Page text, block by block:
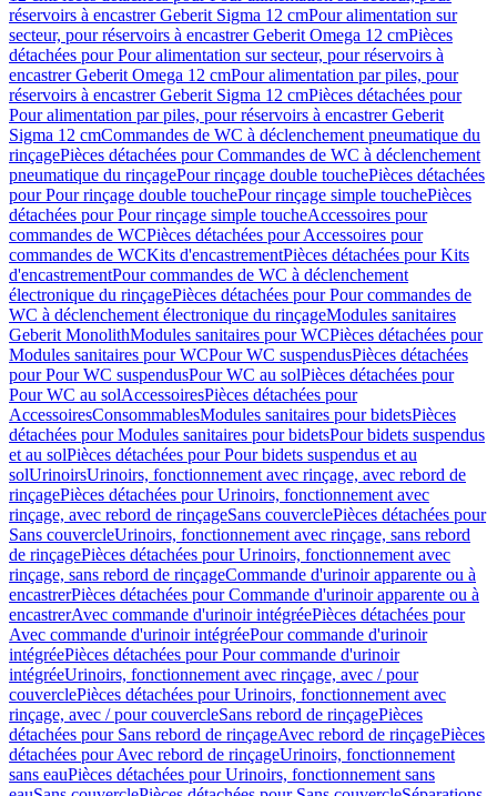
réservoirs à encastrer Geberit Sigma 12 cmPour alimentation sur
secteur, pour réservoirs à encastrer Geberit Omega 12 cmPièces
détachées pour Pour alimentation sur secteur, pour réservoirs à
encastrer Geberit Omega 12 cmPour alimentation par piles, pour
réservoirs à encastrer Geberit Sigma 12 cmPièces détachées pour
Pour alimentation par piles, pour réservoirs à encastrer Geberit
Sigma 12 cmCommandes de WC à déclenchement pneumatique du
rinçagePièces détachées pour Commandes de WC à déclenchement
pneumatique du rinçagePour rinçage double touchePièces détachées
pour Pour rinçage double touchePour rinçage simple touchePièces
détachées pour Pour rinçage simple toucheAccessoires pour
commandes de WCPièces détachées pour Accessoires pour
commandes de WCKits d'encastrementPièces détachées pour Kits
d'encastrementPour commandes de WC à déclenchement
électronique du rinçagePièces détachées pour Pour commandes de
WC à déclenchement électronique du rinçageModules sanitaires
Geberit MonolithModules sanitaires pour WCPièces détachées pour
Modules sanitaires pour WCPour WC suspendusPièces détachées
pour Pour WC suspendusPour WC au solPièces détachées pour
Pour WC au solAccessoiresPièces détachées pour
AccessoiresConsommablesModules sanitaires pour bidetsPièces
détachées pour Modules sanitaires pour bidetsPour bidets suspendus
et au solPièces détachées pour Pour bidets suspendus et au
solUrinoirsUrinoirs, fonctionnement avec rinçage, avec rebord de
rinçagePièces détachées pour Urinoirs, fonctionnement avec
rinçage, avec rebord de rinçageSans couverclePièces détachées pour
Sans couvercleUrinoirs, fonctionnement avec rinçage, sans rebord
de rinçagePièces détachées pour Urinoirs, fonctionnement avec
rinçage, sans rebord de rinçageCommande d'urinoir apparente ou à
encastrerPièces détachées pour Commande d'urinoir apparente ou à
encastrerAvec commande d'urinoir intégréePièces détachées pour
Avec commande d'urinoir intégréePour commande d'urinoir
intégréePièces détachées pour Pour commande d'urinoir
intégréeUrinoirs, fonctionnement avec rinçage, avec / pour
couverclePièces détachées pour Urinoirs, fonctionnement avec
rinçage, avec / pour couvercleSans rebord de rinçagePièces
détachées pour Sans rebord de rinçageAvec rebord de rinçagePièces
détachées pour Avec rebord de rinçageUrinoirs, fonctionnement
sans eauPièces détachées pour Urinoirs, fonctionnement sans